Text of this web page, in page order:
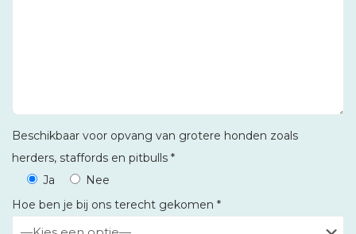
Beschikbaar voor opvang van grotere honden zoals
herders, staffords en pitbulls *
Ja
Nee
Hoe ben je bij ons terecht gekomen *